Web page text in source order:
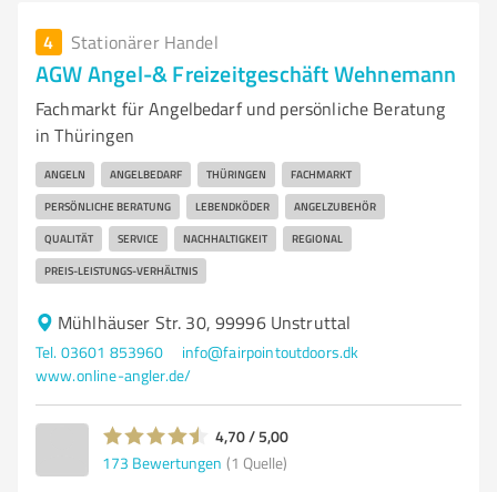
4 Stationärer Handel
AGW Angel-& Freizeitgeschäft Wehnemann
Fachmarkt für Angelbedarf und persönliche Beratung
in Thüringen
ANGELN ANGELBEDARF THÜRINGEN FACHMARKT
PERSÖNLICHE BERATUNG LEBENDKÖDER ANGELZUBEHÖR
QUALITÄT SERVICE NACHHALTIGKEIT REGIONAL
PREIS-LEISTUNGS-VERHÄLTNIS
Mühlhäuser Str. 30, 99996 Unstruttal
Tel. 03601 853960
info@fairpointoutdoors.dk
www.online-angler.de/
4,70 / 5,00
173 Bewertungen (1 Quelle)